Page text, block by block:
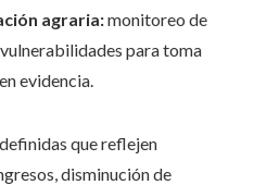
agraria:monitoreo de
para toma
evidencia.
que reflejen
disminución de